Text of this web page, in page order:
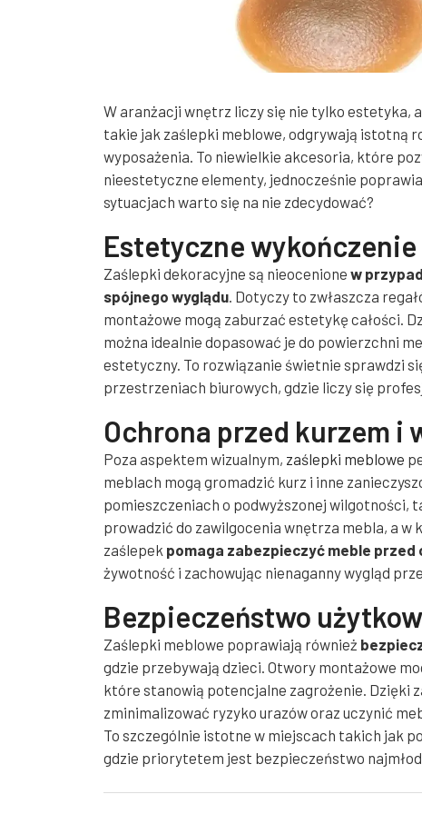
W aranżacji wnętrz liczy się nie tylko estetyka,
takie jak zaślepki meblowe, odgrywają istotną
wyposażenia. To niewielkie akcesoria, które
nieestetyczne elementy, jednocześnie
sytuacjach warto się na nie zdecydować?
Estetyczne
Zaślepki dekoracyjne są nieocenione w
spójnego wyglądu. Dotyczy to zwłaszcza
montażowe mogą zaburzać estetykę całości.
można idealnie dopasować je do powierzchni
estetyczny. To rozwiązanie świetnie sprawdzi
przestrzeniach biurowych, gdzie liczy się
Ochrona przed kurzem i
Poza aspektem wizualnym, zaślepki meblowe
meblach mogą gromadzić kurz i inne
pomieszczeniach o podwyższonej wilgotności,
prowadzić do zawilgocenia wnętrza mebla, a w
zaślepek pomaga zabezpieczyć meble przed
żywotność i zachowując nienaganny wygląd
Bezpieczeństwo
Zaślepki meblowe poprawiają również
gdzie przebywają dzieci. Otwory montażowe
które stanowią potencjalne zagrożenie. Dzięki
zminimalizować ryzyko urazów oraz uczynić
To szczególnie istotne w miejscach takich jak
gdzie priorytetem jest bezpieczeństwo